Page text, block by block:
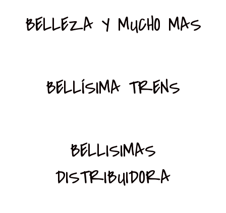
BELLEZA Y MUCHO MAS
BELLÍSIMA TRENS
BELLISIMAS
DISTRIBUIDORA